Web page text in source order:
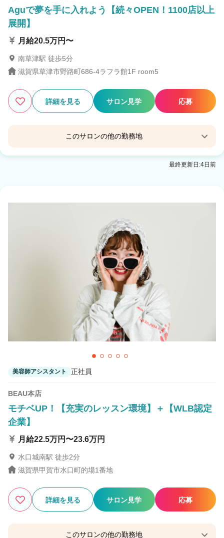
Aguで夢を手に入れよう【続々OPEN！1100店以上
展開】
月給20.5万円〜
南草津駅 徒歩5分
滋賀県草津市野路町686-4ラフラ館1F room5
詳細を見る サロン見学 応募
このサロンの他の勤務地
Agu hair flola草津店
守山(滋賀)駅 徒歩1分
びわ湖浜大津駅 徒歩4分
Agu hair cherie 近江八幡
瀬田(滋賀)駅 徒歩3分
CODE.LINE 彦根
彦根駅 徒歩7分
最終更新日:4日前
美容師アシスタント 正社員
BEAU本店
モチベUP！【充実のレッスン環境】＋【WLB認定
企業】
月給22.5万円〜23.6万円
水口城南駅 徒歩2分
滋賀県甲賀市水口町的場1番地
詳細を見る サロン見学 応募
このサロンの他の勤務地